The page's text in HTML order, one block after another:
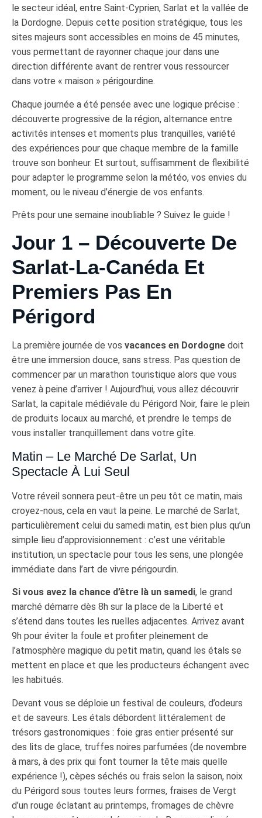
le secteur idéal, entre Saint-Cyprien, Sarlat et la vallée de
la Dordogne. Depuis cette position stratégique, tous les
sites majeurs sont accessibles en moins de 45 minutes,
vous permettant de rayonner chaque jour dans une
direction différente avant de rentrer vous ressourcer
dans votre « maison » périgourdine.
Chaque journée a été pensée avec une logique précise :
découverte progressive de la région, alternance entre
activités intenses et moments plus tranquilles, variété
des expériences pour que chaque membre de la famille
trouve son bonheur. Et surtout, suffisamment de flexibilité
pour adapter le programme selon la météo, vos envies du
moment, ou le niveau d’énergie de vos enfants.
Prêts pour une semaine inoubliable ? Suivez le guide !
Jour 1 – Découverte De
Sarlat-La-Canéda Et
Premiers Pas En
Périgord
La première journée de vos vacances en Dordogne doit
être une immersion douce, sans stress. Pas question de
commencer par un marathon touristique alors que vous
venez à peine d’arriver ! Aujourd’hui, vous allez découvrir
Sarlat, la capitale médiévale du Périgord Noir, faire le plein
de produits locaux au marché, et prendre le temps de
vous installer tranquillement dans votre gîte.
Matin – Le Marché De Sarlat, Un
Spectacle À Lui Seul
Votre réveil sonnera peut-être un peu tôt ce matin, mais
croyez-nous, cela en vaut la peine. Le marché de Sarlat,
particulièrement celui du samedi matin, est bien plus qu’un
simple lieu d’approvisionnement : c’est une véritable
institution, un spectacle pour tous les sens, une plongée
immédiate dans l’art de vivre périgourdin.
Si vous avez la chance d’être là un samedi, le grand
marché démarre dès 8h sur la place de la Liberté et
s’étend dans toutes les ruelles adjacentes. Arrivez avant
9h pour éviter la foule et profiter pleinement de
l’atmosphère magique du petit matin, quand les étals se
mettent en place et que les producteurs échangent avec
les habitués.
Devant vous se déploie un festival de couleurs, d’odeurs
et de saveurs. Les étals débordent littéralement de
trésors gastronomiques : foie gras entier présenté sur
des lits de glace, truffes noires parfumées (de novembre
à mars, à des prix qui font tourner la tête mais quelle
expérience !), cèpes séchés ou frais selon la saison, noix
du Périgord sous toutes leurs formes, fraises de Vergt
d’un rouge éclatant au printemps, fromages de chèvre